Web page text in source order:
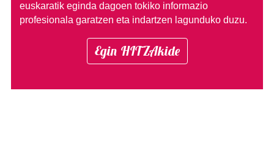
euskaratik eginda dagoen tokiko informazio
profesionala garatzen eta indartzen lagunduko duzu.
Egin HITZAkide